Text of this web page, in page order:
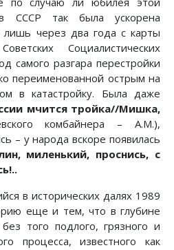
СССР так была ускорена
лишь через два года с карты
Социалистических
самого разгара перестройки
переименованной острым на
в катастройку. Была даже
мчится тройка//Мишка,
комбайнера – А.М.),
– у народа вскоре появилась
миленький, проснись, с
в исторических далях 1989
еще и тем, что в глубине
того подлого, грязного и
процесса, известного как